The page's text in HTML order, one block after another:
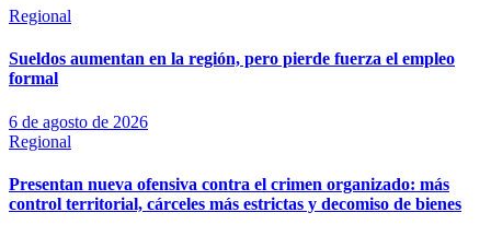
Regional
Sueldos aumentan en la región, pero pierde fuerza el empleo
formal
6 de agosto de 2026
Regional
Presentan nueva ofensiva contra el crimen organizado: más
control territorial, cárceles más estrictas y decomiso de bienes